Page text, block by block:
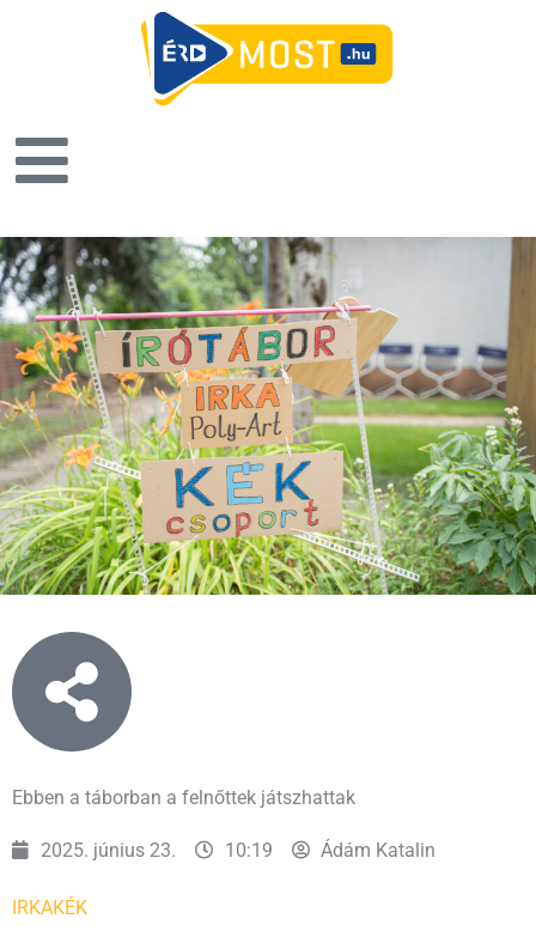
Ebben a táborban a felnőttek játszhattak
2025. június 23. 10:19 Ádám Katalin
IRKAKÉK